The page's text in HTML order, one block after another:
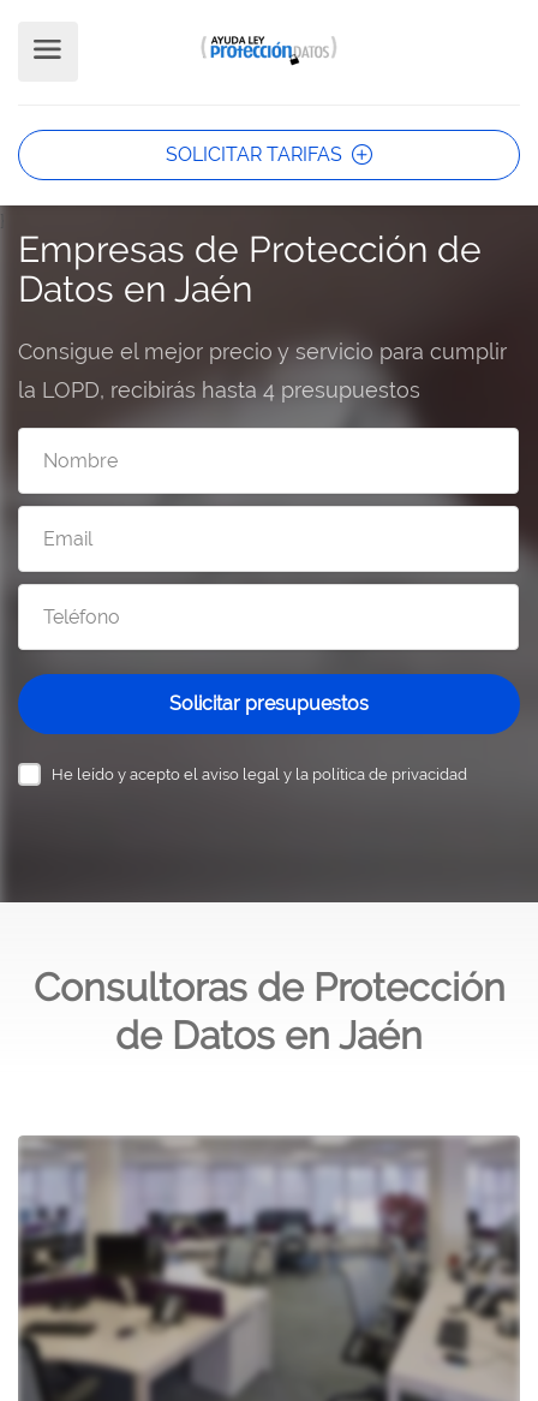
SOLICITAR TARIFAS
Empresas de Protección de
Datos en Jaén
Consigue el mejor precio y servicio para cumplir
la LOPD, recibirás hasta 4 presupuestos
Solicitar presupuestos
He leído y acepto el aviso legal y la política de privacidad
}
Consultoras de Protección
de Datos en Jaén